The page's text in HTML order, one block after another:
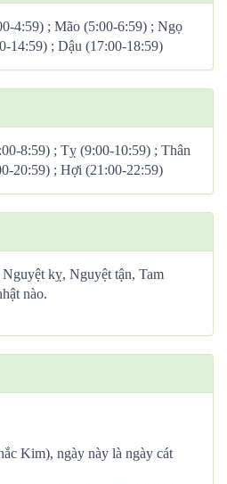
4:59) ; Mão (5:00-6:59) ; Ngọ
14:59) ; Dậu (17:00-18:59)
8:59) ; Tỵ (9:00-10:59) ; Thân
20:59) ; Hợi (21:00-22:59)
kỵ, Nguyệt tận, Tam
nào.
Kim), ngày này là ngày cát